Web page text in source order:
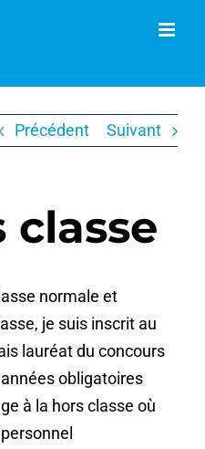
Précédent Suivant
classe
normale et
je suis inscrit au
lauréat du concours
obligatoires
à la hors classe où